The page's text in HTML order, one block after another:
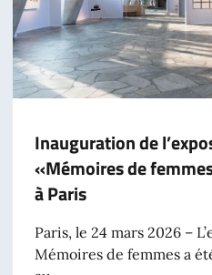
Inauguration de
«Mémoires de
à Paris
Paris, le 24 mars 2026 –
Mémoires de femmes a